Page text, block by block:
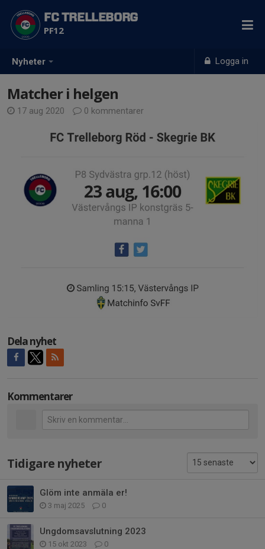
Nyheter Logga in
FC TRELLEBORG
PF12
Matcher i helgen
17 aug 2020 0 kommentarer
Dela nyhet
Kommentarer
Tidigare nyheter
Glöm inte anmäla er!
3 maj 2025 0
Ungdomsavslutning 2023
15 okt 2023 0